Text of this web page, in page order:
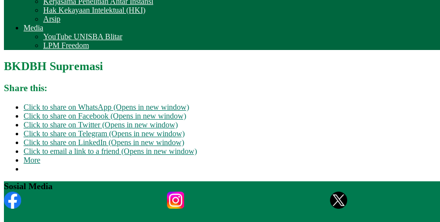
Hak Kekayaan Intelektual (HKI)
Arsip
Media
YouTube UNISBA Blitar
LPM Freedom
BKDBH Supremasi
Share this:
Click to share on WhatsApp (Opens in new window)
Click to share on Facebook (Opens in new window)
Click to share on Twitter (Opens in new window)
Click to share on Telegram (Opens in new window)
Click to share on LinkedIn (Opens in new window)
Click to email a link to a friend (Opens in new window)
More
Sosial Media